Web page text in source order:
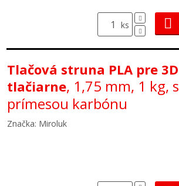
ks
Tlačová struna PLA pre 3D
tlačiarne, 1,75 mm, 1 kg, s
prímesou karbónu
Značka: Miroluk